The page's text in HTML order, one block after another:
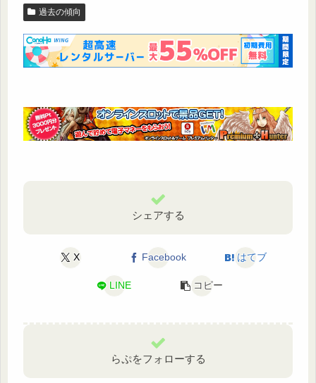
過去の傾向
シェアする
X Facebook はてブ
LINE コピー
らぷをフォローする